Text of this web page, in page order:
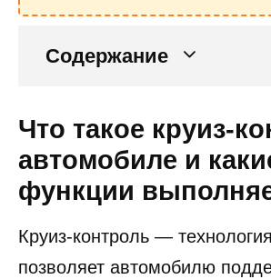
Содержание
Что такое круиз-
автомобиле и
функции
Круиз-контроль —
позволяет автомобилю